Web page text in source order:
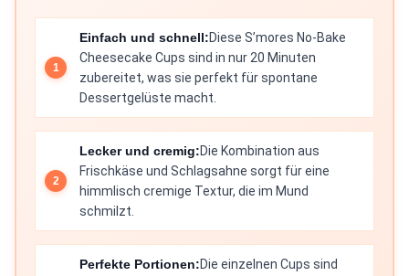
Einfach und schnell:Diese S’mores No-Bake
Cheesecake Cups sind in nur 20 Minuten
zubereitet, was sie perfekt für spontane
Dessertgelüste macht.
Lecker und cremig:Die Kombination aus
Frischkäse und Schlagsahne sorgt für eine
himmlisch cremige Textur, die im Mund
schmilzt.
Perfekte Portionen:Die einzelnen Cups sind